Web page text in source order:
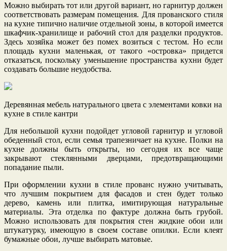
Можно выбирать тот или другой вариант, но гарнитур должен
соответствовать размерам помещения. Для прованского стиля
на кухне типично наличие отдельной зоны, в которой имеется
шкафчик-хранилище и рабочий стол для разделки продуктов.
Здесь хозяйка может без помех возиться с тестом. Но если
площадь кухни маленькая, от такого «островка» придется
отказаться, поскольку уменьшение пространства кухни будет
создавать большие неудобства.
Деревянная мебель натурального цвета с элементами ковки на
кухне в стиле кантри
Для небольшой кухни подойдет угловой гарнитур и угловой
обеденный стол, если семья трапезничает на кухне. Полки на
кухне должны быть открыты, но сегодня их все чаще
закрывают стеклянными дверцами, предотвращающими
попадание пыли.
При оформлении кухни в стиле прованс нужно учитывать,
что лучшим покрытием для фасадов и стен будет только
дерево, камень или плитка, имитирующая натуральные
материалы. Эта отделка по фактуре должна быть грубой.
Можно использовать для покрытия стен жидкие обои или
штукатурку, имеющую в своем составе опилки. Если клеят
бумажные обои, лучше выбирать матовые.